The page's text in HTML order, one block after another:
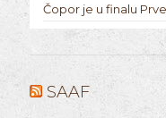
Čopor je u finalu
SAAF